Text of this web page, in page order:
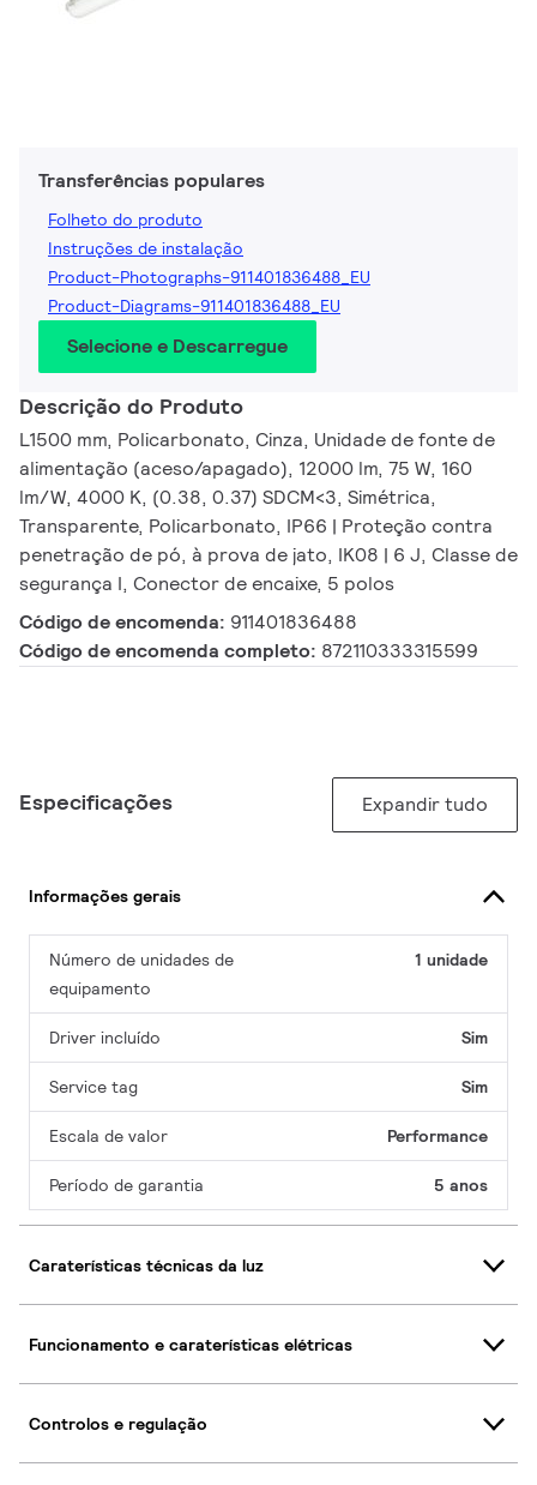
Transferências populares
Folheto do produto
Instruções de instalação
Product-Photographs-911401836488_EU
Product-Diagrams-911401836488_EU
Selecione e Descarregue
Descrição do Produto
L1500 mm, Policarbonato, Cinza, Unidade de fonte de
alimentação (aceso/apagado), 12000 lm, 75 W, 160
lm/W, 4000 K, (0.38, 0.37) SDCM<3, Simétrica,
Transparente, Policarbonato, IP66 | Proteção contra
penetração de pó, à prova de jato, IK08 | 6 J, Classe de
segurança I, Conector de encaixe, 5 polos
Código de encomenda: 911401836488
Código de encomenda completo: 872110333315599
Especificações Expandir tudo
Informações gerais
Número de unidades de
equipamento
1 unidade
Driver incluído Sim
Service tag Sim
Escala de valor Performance
Período de garantia 5 anos
Caraterísticas técnicas da luz
Funcionamento e caraterísticas elétricas
Controlos e regulação